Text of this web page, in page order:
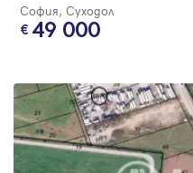
София, Суходол
49 000